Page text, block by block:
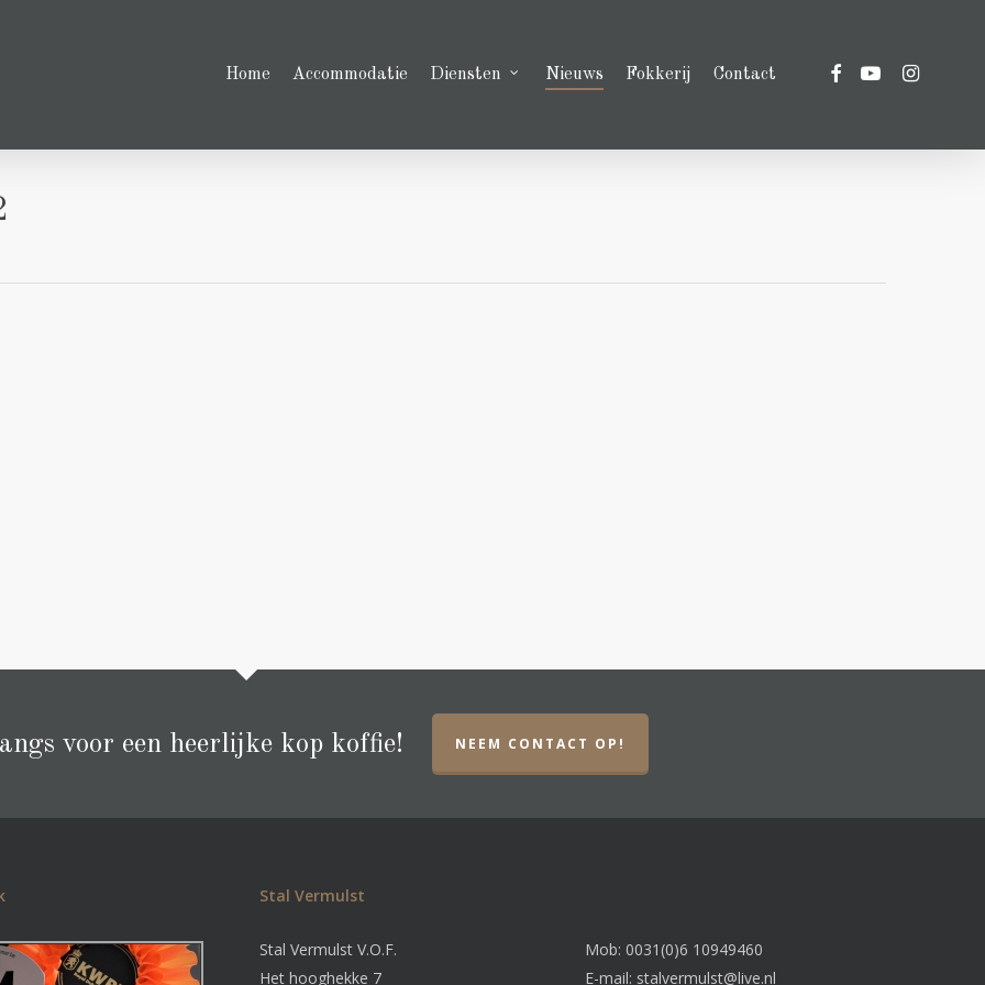
Home Accommodatie Diensten Nieuws Fokkerij Contact facebookyoutubeinstagram
voor een heerlijke kop koffie! NEEM CONTACT OP!
Stal Vermulst
Stal Vermulst V.O.F.
Het hooghekke 7
Mob: 0031(0)6 10949460
E-mail: stalvermulst@live.nl